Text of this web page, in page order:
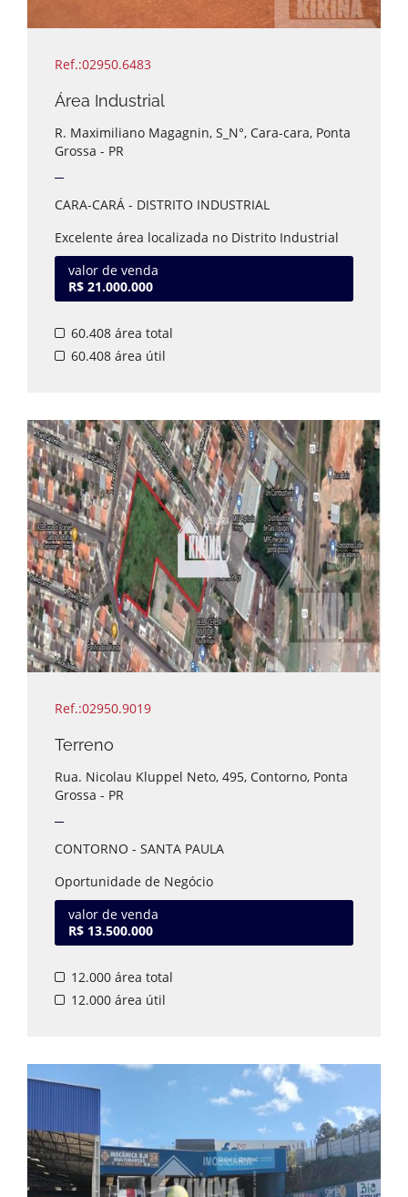
Ref.:02950.6483
Área Industrial
R. Maximiliano Magagnin, S_N°, Cara-cara, Ponta
Grossa - PR
CARA-CARÁ - DISTRITO INDUSTRIAL
Excelente área localizada no Distrito Industrial
de Ponta Grossa, medindo 60.408 m² com frente
para 4 ruas sendo 2 asfaltadas.
Com ótimo potencial construtivo, a área conta
com topografia plana e com fácil acesso a BR
a cidade de Ponta Grossa.
Potencial para atender empresas de diversos
Valor sujeito a alteração.
Disponível para visita.
Agende seu horário com um de nossos
corretores.
valor de venda
R$ 21.000.000
60.408 área total
60.408 área útil
Ref.:02950.9019
Terreno
Rua. Nicolau Kluppel Neto, 495, Contorno, Ponta
Grossa - PR
CONTORNO - SANTA PAULA
Oportunidade de Negócio
Terreno a venda no meio da Santa Paula com
12.000 m², excelente para montar um
condomínio fechado ou mercado.
Estuda-se propostas.
Valor sujeito a alteração.
valor de venda
R$ 13.500.000
12.000 área total
12.000 área útil